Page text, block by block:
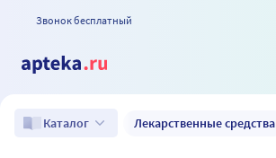
Звонок бесплатный
Каталог Лекарственные средства